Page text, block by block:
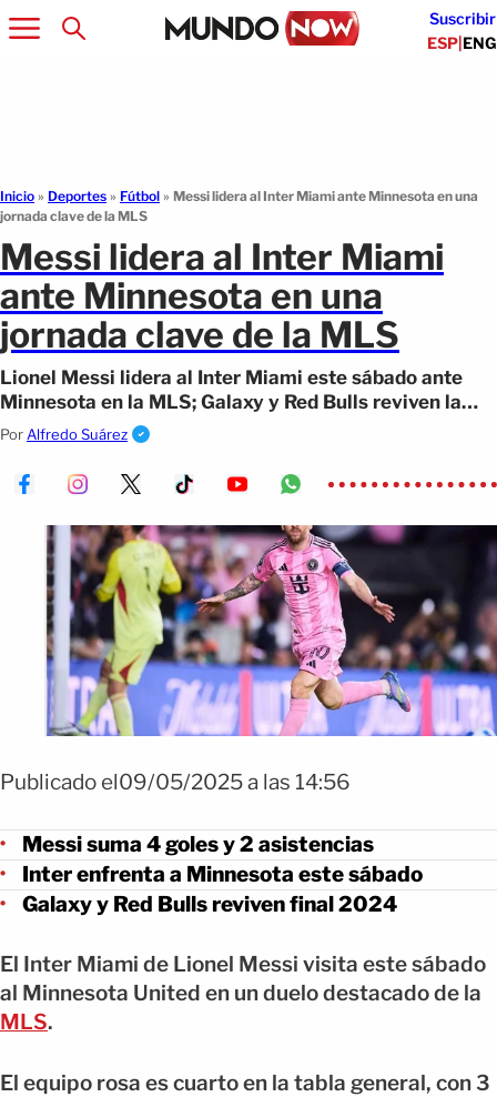
Suscribir
ESP|ENG
Inicio » Deportes » Fútbol » Messi lidera al Inter Miami ante Minnesota en una
jornada clave de la MLS
Messi lidera al Inter Miami
ante Minnesota en una
jornada clave de la MLS
Lionel Messi lidera al Inter Miami este sábado ante
Minnesota en la MLS; Galaxy y Red Bulls reviven la
final de 2024.
Por Alfredo Suárez
Publicado el09/05/2025 a las 14:56
Messi suma 4 goles y 2 asistencias
Inter enfrenta a Minnesota este sábado
Galaxy y Red Bulls reviven final 2024
El Inter Miami de Lionel Messi visita este sábado
al Minnesota United en un duelo destacado de la
MLS.
El equipo rosa es cuarto en la tabla general, con 3